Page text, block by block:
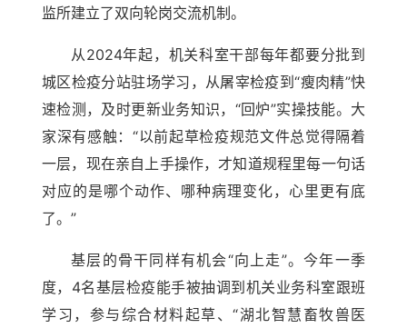
监所建立了双向轮岗交流机制。
从2024年起，机关科室干部每年都要分批到
城区检疫分站驻场学习，从屠宰检疫到“瘦肉精”快
速检测，及时更新业务知识，“回炉”实操技能。大
家深有感触：“以前起草检疫规范文件总觉得隔着
一层，现在亲自上手操作，才知道规程里每一句话
对应的是哪个动作、哪种病理变化，心里更有底
了。”
基层的骨干同样有机会“向上走”。今年一季
度，4名基层检疫能手被抽调到机关业务科室跟班
学习，参与综合材料起草、“湖北智慧畜牧兽医